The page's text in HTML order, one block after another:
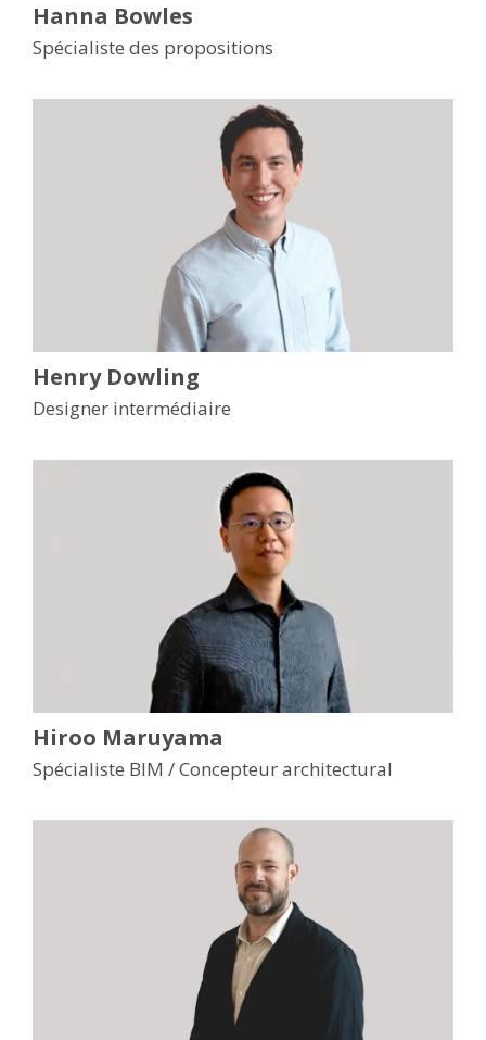
Hanna Bowles
Spécialiste des propositions
Henry Dowling
Designer intermédiaire
Hiroo Maruyama
Spécialiste BIM / Concepteur architectural